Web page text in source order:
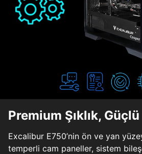
Premium Şıklık, Güçlü
Excalibur E750’nin ön ve yan
temperli cam paneller, sistem